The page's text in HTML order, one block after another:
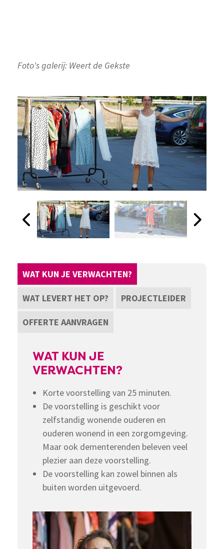
Foto's galerij: Weert de Gekste
WAT KUN JE VERWACHTEN?
WAT LEVERT HET OP? PROJECTLEIDER
OFFERTE AANVRAGEN
WAT KUN JE
VERWACHTEN?
Korte voorstelling van 25 minuten.
De voorstelling is geschikt voor
zelfstandig wonende ouderen en
ouderen wonend in een zorgomgeving.
Maar ook dementerenden beleven veel
plezier aan deze voorstelling.
De voorstelling kan zowel binnen als
buiten worden uitgevoerd.